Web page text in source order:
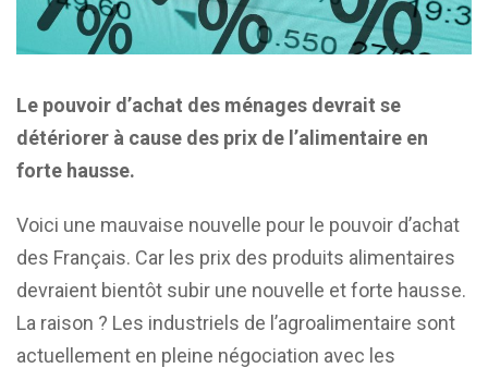
Le pouvoir d’achat des ménages devrait se
détériorer à cause des prix de l’alimentaire en
forte hausse.
Voici une mauvaise nouvelle pour le pouvoir d’achat
des Français. Car les prix des produits alimentaires
devraient bientôt subir une nouvelle et forte hausse.
La raison ? Les industriels de l’agroalimentaire sont
actuellement en pleine négociation avec les